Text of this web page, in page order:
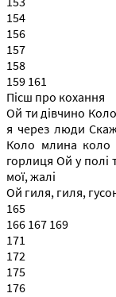
154
156
157
158
159 161
Пісш про кохання
Ой ти дівчино
я через люди
Коло млина коло
горлиця Ой у полі
мої, жалі
Ой гиля, гиля,
165
166 167 169
171
172
175
176